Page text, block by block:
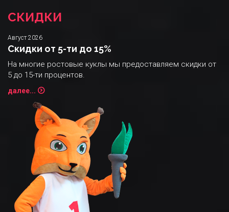
СКИДКИ
Август 2026
Скидки от 5-ти до 15%
На многие ростовые куклы мы предоставляем скидки от
5 до 15-ти процентов.
далее...